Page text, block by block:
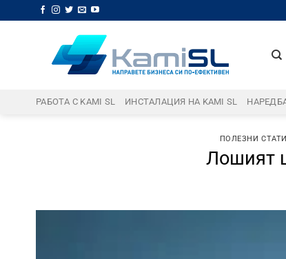
to
РАБОТА С KAMI SL ИНСТАЛАЦИЯ НА KAMI SL
ПОЛЕЗНИ
Лошият